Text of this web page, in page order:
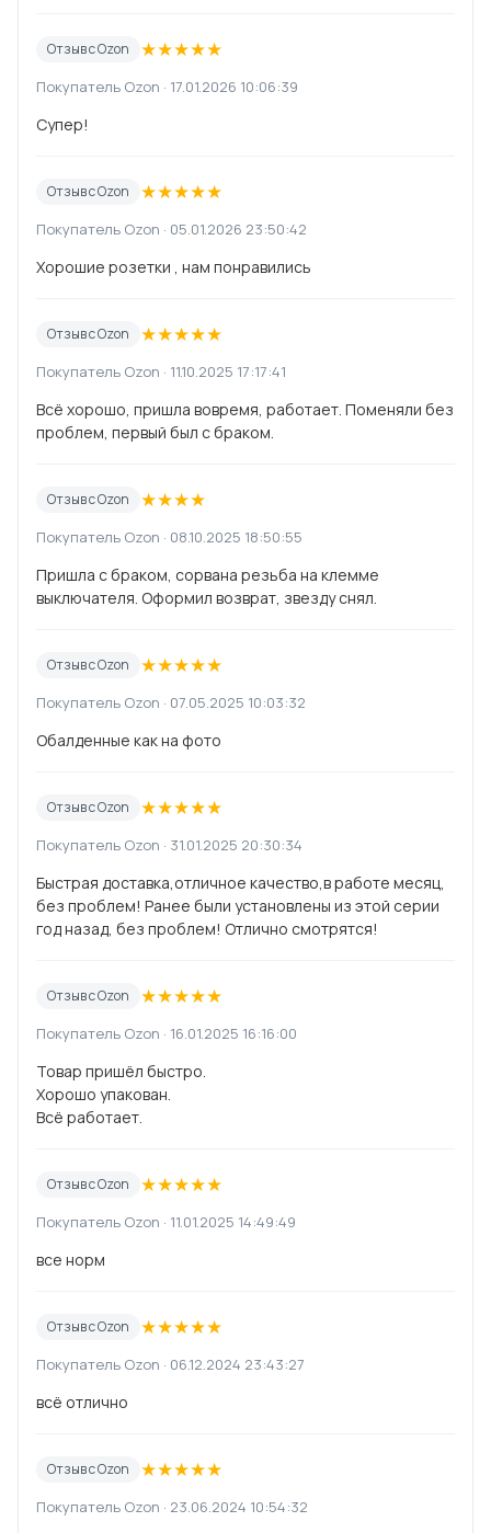
Отзыв с Ozon ★★★★★
Покупатель Ozon · 17.01.2026 10:06:39
Супер!
Отзыв с Ozon ★★★★★
Покупатель Ozon · 05.01.2026 23:50:42
Хорошие розетки , нам понравились
Отзыв с Ozon ★★★★★
Покупатель Ozon · 11.10.2025 17:17:41
Всё хорошо, пришла вовремя, работает. Поменяли без
проблем, первый был с браком.
Отзыв с Ozon ★★★★
Покупатель Ozon · 08.10.2025 18:50:55
Пришла с браком, сорвана резьба на клемме
выключателя. Оформил возврат, звезду снял.
Отзыв с Ozon ★★★★★
Покупатель Ozon · 07.05.2025 10:03:32
Обалденные как на фото
Отзыв с Ozon ★★★★★
Покупатель Ozon · 31.01.2025 20:30:34
Быстрая доставка,отличное качество,в работе месяц,
без проблем! Ранее были установлены из этой серии
год назад, без проблем! Отлично смотрятся!
Отзыв с Ozon ★★★★★
Покупатель Ozon · 16.01.2025 16:16:00
Товар пришёл быстро.
Хорошо упакован.
Всё работает.
Отзыв с Ozon ★★★★★
Покупатель Ozon · 11.01.2025 14:49:49
все норм
Отзыв с Ozon ★★★★★
Покупатель Ozon · 06.12.2024 23:43:27
всё отлично
Отзыв с Ozon ★★★★★
Покупатель Ozon · 23.06.2024 10:54:32